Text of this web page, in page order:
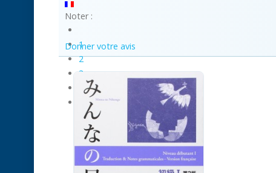
Noter :
1
2
3
Donner votre avis